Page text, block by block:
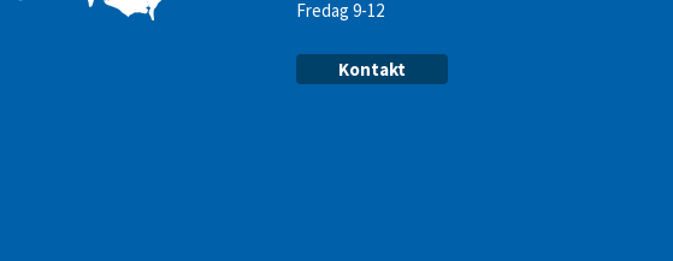
Fredag 9-12
Kontakt